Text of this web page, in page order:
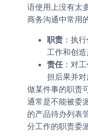
语使用上没有太
商务沟通中常用
职责 ：执
工作和创造
责任 ：对
担后果并对
做某件事的职责
通常是不能被委
的产品待办列表
分工作的职责委